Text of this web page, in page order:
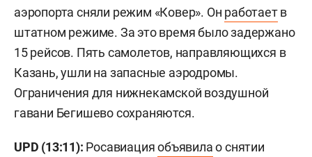
аэропорта сняли режим «Ковер». Он работаетв
штатном режиме. За это время было задержано
15 рейсов. Пять самолетов, направляющихся в
Казань, ушли на запасные аэродромы.
Ограничения для нижнекамской воздушной
гавани Бегишево сохраняются.
UPD (13:11): Росавиацияобъявилао снятии